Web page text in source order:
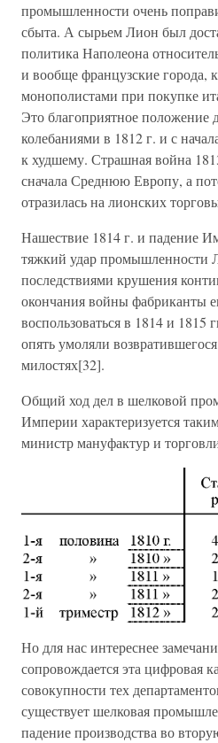
промышленности очень
сбыта. А сырьем Лион был
политика Наполеона
и вообще французские города,
монополистами при покупке
Это благоприятное положение
колебаниями в 1812 г. и с
к худшему. Страшная война
сначала Среднюю Европу, а
отразилась на лионских
Нашествие 1814 г. и падение
тяжкий удар промышленности
последствиями крушения
окончания войны фабриканты
воспользоваться в 1814 и 1815
опять умоляли
милостях[32].
Общий ход дел в шелковой
Империи характеризуется
министр мануфактур и
Но для нас интереснее
сопровождается эта цифровая
совокупности тех
существует шелковая
падение производства во